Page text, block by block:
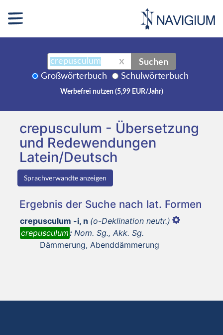
X Suchen
Großwörterbuch Schulwörterbuch
Werbefrei nutzen (5,99 EUR/Jahr)
crepusculum - Übersetzung
und Redewendungen
Latein/Deutsch
Sprachverwandte anzeigen
Ergebnis der Suche nach lat. Formen
crepusculum -i, n (o-Deklination neutr.)
crepusculum: Nom. Sg., Akk. Sg.
Dämmerung, Abenddämmerung